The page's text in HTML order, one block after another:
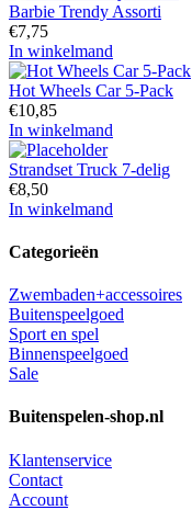
Barbie Trendy Assorti
€7,75
In winkelmand
Hot Wheels Car 5-Pack
€10,85
In winkelmand
Strandset Truck 7-delig
€8,50
In winkelmand
Categorieën
Zwembaden+accessoires
Buitenspeelgoed
Sport en spel
Binnenspeelgoed
Sale
Buitenspelen-shop.nl
Klantenservice
Contact
Account